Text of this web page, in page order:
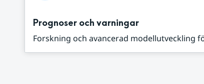
Prognoser och varningar
Forskning och avancerad modellutveckling